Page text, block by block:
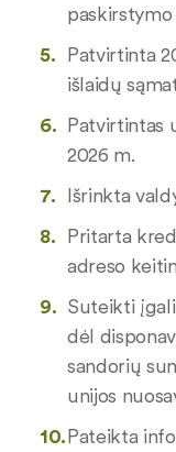
Patvirtinta
išlaidų
Patvirtintas
2026 m.
Išrinkta
Pritarta
adreso
Suteikti
dėl
sandorių
unijos
Pateikta